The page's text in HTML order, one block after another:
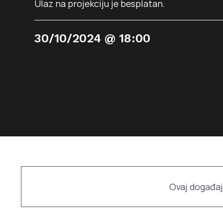
Ulaz na projekciju je besplatan.
30/10/2024 @ 18:00
Ovaj